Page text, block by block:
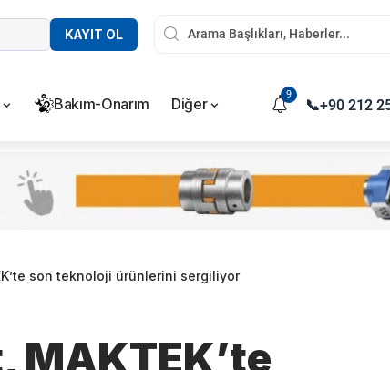
KAYIT OL
Bakım-Onarım Diğer
9
📞+90 212
son teknoloji ürünlerini sergiliyor
MAKTEK’te